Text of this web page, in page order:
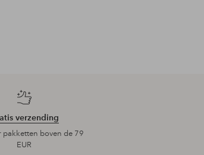
verzending
pakketten boven de 79
EUR